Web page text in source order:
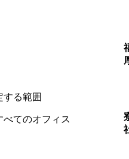
る範囲
てのオフィス